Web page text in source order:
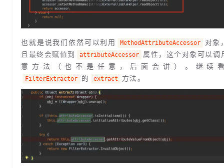
也就是说我们依然可以利用 MethodAttributeAccessor
对象
且最终会赋值到
attributeAccessor
属性，这个对象可以调
意方法（也不是任意，后面会讲）。继续
FilterExtractor 的 extract 方法。